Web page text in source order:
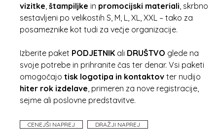
vizitke, štampiljke in promocijski materiali, skrbno
sestavljeni po velikostih S, M, L, XL, XXL – tako za
posameznike kot tudi za večje organizacije.
Izberite paket PODJETNIK ali DRUŠTVO glede na
svoje potrebe in prihranite čas ter denar. Vsi paketi
omogočajo tisk logotipa in kontaktov ter nudijo
hiter rok izdelave, primeren za nove registracije,
sejme ali poslovne predstavitve.
CENEJŠI NAPREJ DRAŽJI NAPREJ